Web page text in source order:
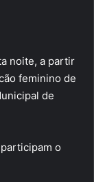
noite, a partir
feminino de
de
o